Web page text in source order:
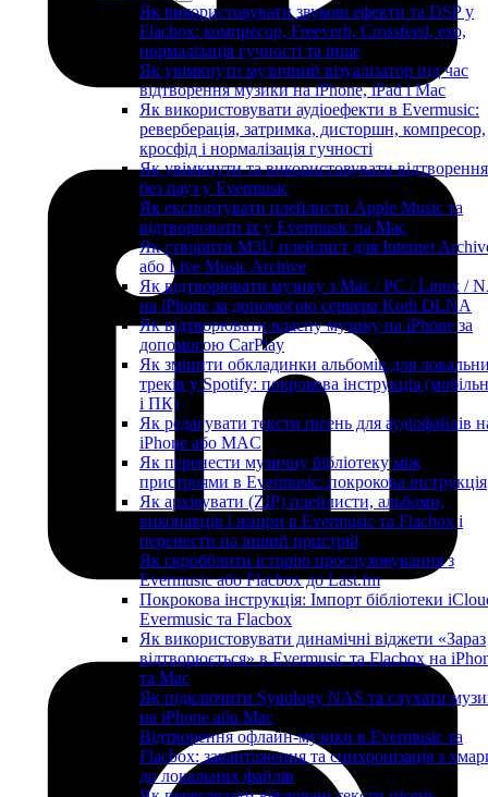
Як використовувати звукові ефекти та DSP у
Flacbox: компресор, Freeverb, Crossfeed, ехо,
нормалізація гучності та інше
Як увімкнути музичний візуалізатор під час
відтворення музики на iPhone, iPad і Mac
Як використовувати аудіоефекти в Evermusic:
реверберація, затримка, дисторшн, компресор,
кросфід і нормалізація гучності
Як увімкнути та використовувати відтворення
без пауз у Evermusic
Як експортувати плейлисти Apple Music та
відтворювати їх у Evermusic на Mac
Як створити M3U плейлист для Internet
або Live Music Archive
Як відтворювати музику з Mac / PC / Linux /
на iPhone за допомогою сервера Kodi DLNA
Як відтворювати власну музику на iPhone за
допомогою CarPlay
Як змінити обкладинки альбомів для
треків у Spotify: покрокова інструкція
і ПК)
Як редагувати тексти пісень для аудіофайлів
iPhone або MAC
Як перенести музичну бібліотеку між
пристроями в Evermusic: покрокова інструкція
Як архівувати (ZIP) плейлисти, альбоми,
виконавців і жанри в Evermusic та Flacbox і
перенести на інший пристрій
Як скробблити історію прослуховування з
Evermusic або Flacbox до Last.fm
Покрокова інструкція: Імпорт бібліотеки
Evermusic та Flacbox
Як використовувати динамічні віджети «Зараз
відтворюється» в Evermusic та Flacbox на
та Mac
Як підключити Synology NAS та слухати
на iPhone або Mac
Відтворення офлайн-музики в Evermusic та
Flacbox: завантаження та синхронізація з
до локальних файлів